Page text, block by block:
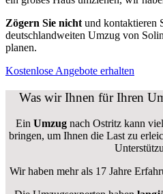
Zögern Sie nicht und kontaktieren
deutschlandweiten Umzug von
planen.
Kostenlose Angebote erhalten
Was wir Ihnen für Ihren
Ein Umzugnach Ostritz kann
bringen, um Ihnen die Last zu
Wir haben mehr als 17 Jahre